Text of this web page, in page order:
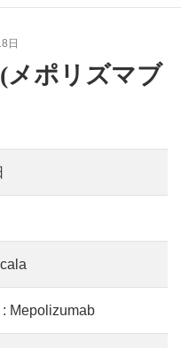
日
メポリズマブ
: Mepolizumab